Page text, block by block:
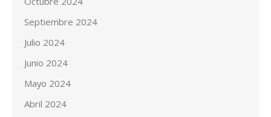
Septiembre 2024
Julio 2024
Junio 2024
Mayo 2024
Abril 2024